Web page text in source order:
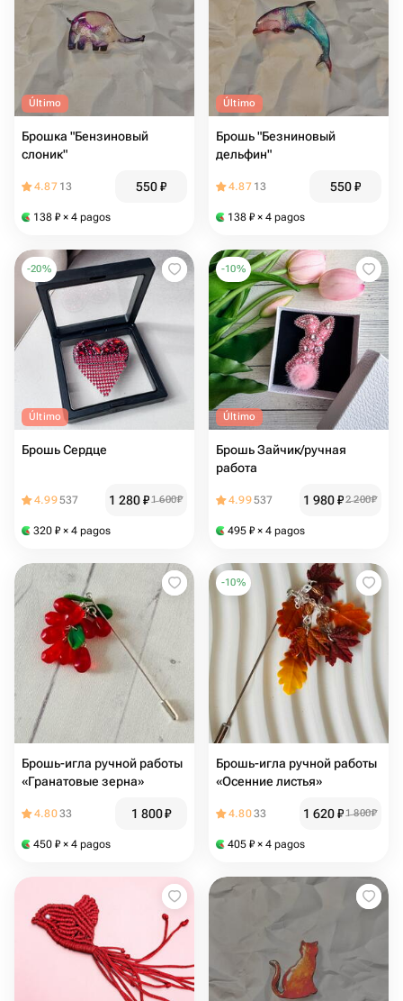
Último
Брошка "Бензиновый
слоник"
4.87 13 550₽
138 ₽ × 4 pagos
Último
Брошь "Безниновый
дельфин"
4.87 13 550₽
138 ₽ × 4 pagos
-20%
Último
Брошь Сердце
4.99537 1 280₽1 600₽
320 ₽ × 4 pagos
-10%
Último
Брошь Зайчик/ручная
работа
4.99537 1 980₽2 200₽
495 ₽ × 4 pagos
Брошь-игла ручной работы
«Гранатовые зерна»
4.8033 1 800₽
450 ₽ × 4 pagos
-10%
Брошь-игла ручной работы
«Осенние листья»
4.8033 1 620₽1 800₽
405 ₽ × 4 pagos